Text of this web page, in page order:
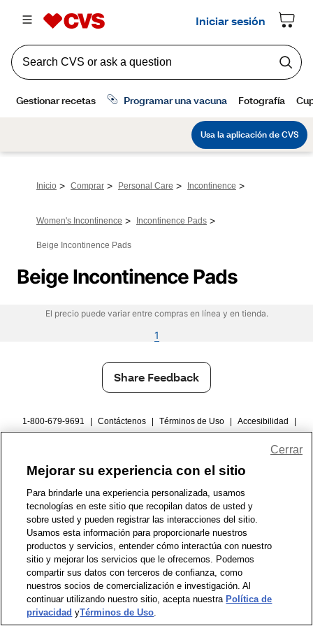
Inicio > Comprar > Personal Care > Incontinence >
Women's Incontinence > Incontinence Pads >
Beige Incontinence Pads
Beige Incontinence Pads
El precio puede variar entre compras en línea y en tienda.
1
Share Feedback
1-800-679-9691 Contáctenos Términos de Uso Accesibilidad
Mejorar su experiencia con el sitio
Para brindarle una experiencia personalizada, usamos
tecnologías en este sitio que recopilan datos de usted y
sobre usted y pueden registrar las interacciones del sitio.
Usamos esta información para proporcionarle nuestros
productos y servicios, entender cómo interactúa con nuestro
sitio y mejorar los servicios que le ofrecemos. Podemos
compartir sus datos con terceros de confianza, como
nuestros socios de comercialización e investigación. Al
continuar utilizando nuestro sitio, acepta nuestra Política de
privacidad yTérminos de Uso.
Cerrar